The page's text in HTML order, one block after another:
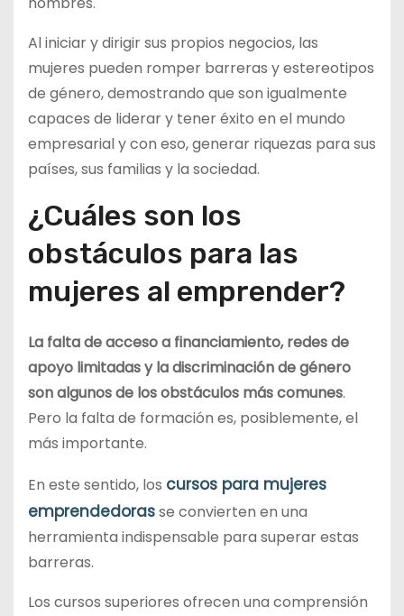
Al iniciar y dirigir sus propios negocios, las
mujeres pueden romper barreras y estereotipos
de género, demostrando que son igualmente
capaces de liderar y tener éxito en el mundo
empresarial y con eso, generar riquezas para sus
países, sus familias y la sociedad.
¿Cuáles son los
obstáculos para las
mujeres al emprender?
La falta de acceso a financiamiento, redes de
apoyo limitadas y la discriminación de género
son algunos de los obstáculos más comunes.
Pero la falta de formación es, posiblemente, el
más importante.
En este sentido, los cursos para mujeres
emprendedorasse convierten en una
herramienta indispensable para superar estas
barreras.
Los cursos superiores ofrecen una comprensión